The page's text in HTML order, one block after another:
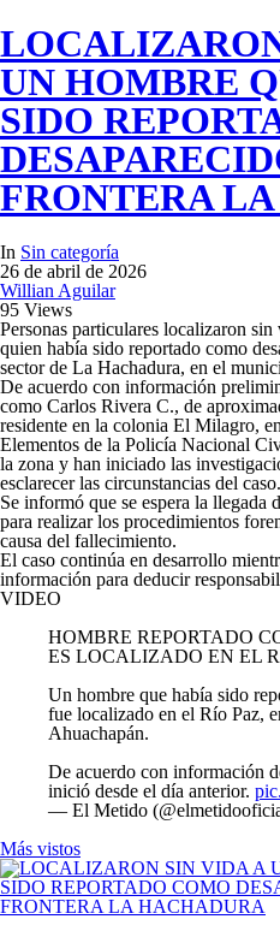
UN HOMBRE
SIDO
FRONTERA
In Sin categoría
26 de abril de 2026
Willian Aguilar
95 Views
Personas particulares localizaron
quien había sido reportado como
sector de La Hachadura, en el
De acuerdo con información
como Carlos Rivera C., de
residente en la colonia El Milagro,
Elementos de la Policía Nacional
la zona y han iniciado las
esclarecer las circunstancias del caso.
Se informó que se espera la llegada
para realizar los procedimientos
causa del fallecimiento.
El caso continúa en desarrollo
información para deducir
VIDEO
HOMBRE REPORTADO
ES LOCALIZADO EN EL
Un hombre que había sido
fue localizado en el Río Paz,
Ahuachapán.
De acuerdo con información
inició desde el día anterior.
— El Metido
Más vistos